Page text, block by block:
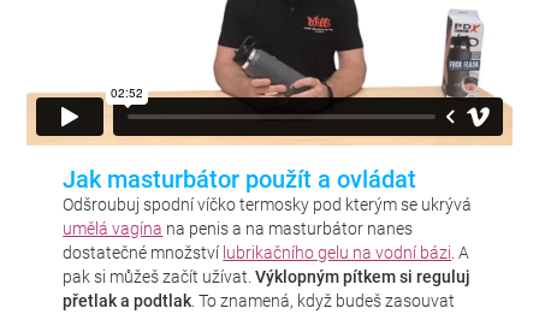
Jak masturbátor použít a ovládat
Odšroubuj spodní víčko termosky pod kterým se ukrývá
umělá vagína na penis a na masturbátor nanes
dostatečné množství lubrikačního gelu na vodní bázi. A
pak si můžeš začít užívat.Výklopným pítkem si reguluj
přetlak a podtlak. To znamená, když budeš zasouvat